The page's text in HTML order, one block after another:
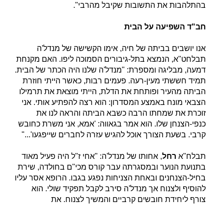
בהתלהבות את התשובות שקיבל מהרבי".
חב"ד השפיעה על הבית
אנו יושבים בביתה של חיה, אימו הקשישה של מנדל'ה
תבלחט"א, הנמצא בתל-גיבורים הסמוכה ליפו. האם מקנחת
דמעה, מבליגה ומספרת: "מנדל'ה שלנו היה הכתר של הבית.
תמיד חששתי מעין-רעה. פעמים רבות, כאשר הייתי חוזרת
הביתה מהעיר ופותחת את הדלת, הייתי מוצאת את תרמילו
הצבאי מונח באמצע המסדרון: הוא רצה להפתיע אותי. אני
זוכרת את שמחתו הרבה כשבא הביתה והראה לנו את
כנפי-הצנחן שלו. הוא אמר בגאווה: 'אמא, אני משרת כחובש
קרבי. בשעת הצורך אוכל להגיש עזרה לחברים שייפגעו'..."
תבלח"א רחל, אחותו של מנדל'ה: "אחי ז"ל היה פעיל מאוד
בתנועת הנוער ובמסגרתה עבר קורס מכי"ם בחולדה, שירת
בחיל-הצנחנים ובאחת הצניחות נפגע בגבו. הרופא אסר עליו
להוסיף ולצנוח אך מנדל'ה סירב לקבל תפקיד שולי. הוא
צורף ליחידת חובשים קרביים והמשיך לצנוח. את